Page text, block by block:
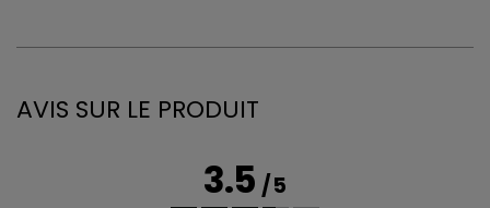
AVIS SUR LE PRODUIT
3.5/5